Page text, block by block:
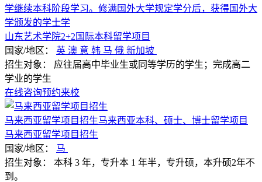
学继续本科阶段学习。修满国外大学规定学分后，获得国外大
学颁发的学士学
山东艺术学院2+2国际本科留学项目
国家/地区： 英 澳 意 韩 马 俄 新加坡
招生对象： 应往届高中毕业生或同等学历的学生；完成高二
学业的学生
在线咨询预约来校
马来西亚留学项目招生马来西亚本科、硕士、博士留学项目
马来西亚留学项目招生
国家/地区： 马
招生对象： 本科 3 年，专升本 1 年半，专升硕，本升硕2年不
到。